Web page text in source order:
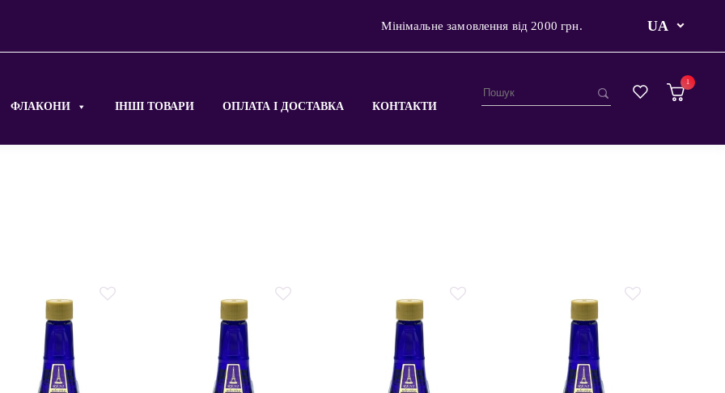
Мінімальне замовлення від 2000 грн. UA
ФЛАКОНИ ІНШІ ТОВАРИ ОПЛАТА І ДОСТАВКА КОНТАКТИ
1